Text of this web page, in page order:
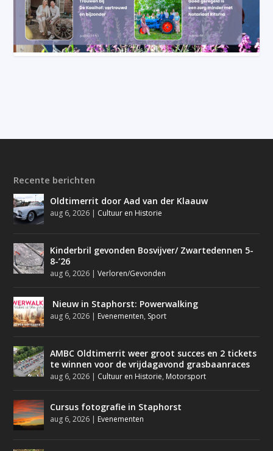
Recente berichten
Oldtimerrit door Aad van der Klaauw
aug 6, 2026 Cultuur en Historie
Kinderbril gevonden Bosvijver/ Zwartedennen 5-
8-’26
aug 6, 2026 |Verloren/Gevonden
Nieuw in Staphorst: Powerwalking
aug 6, 2026 Evenementen, Sport
AMBC Oldtimerrit weer groot succes en 2 tickets
te winnen voor de vrijdagavond grasbaanraces
aug 6, 2026 Cultuur en Historie, Motorsport
Cursus fotografie in Staphorst
aug 6, 2026 Evenementen